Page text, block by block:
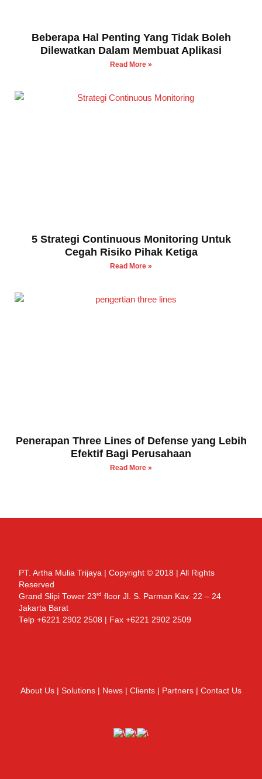
Beberapa Hal Penting Yang Tidak Boleh
Dilewatkan Dalam Membuat Aplikasi
Read More »
5 Strategi Continuous Monitoring Untuk
Cegah Risiko Pihak Ketiga
Read More »
Penerapan Three Lines of Defense yang Lebih
Efektif Bagi Perusahaan
Read More »
PT. Artha Mulia Trijaya | Copyright © 2018 | All Rights
Reserved
Grand Slipi Tower 23rd floor Jl. S. Parman Kav. 22 – 24
Jakarta Barat
Telp +6221 2902 2508 | Fax +6221 2902 2509
About Us Solutions News Clients Partners Contact Us